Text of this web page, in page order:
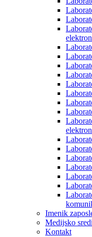
Imenik
Medijsko
Kontakt